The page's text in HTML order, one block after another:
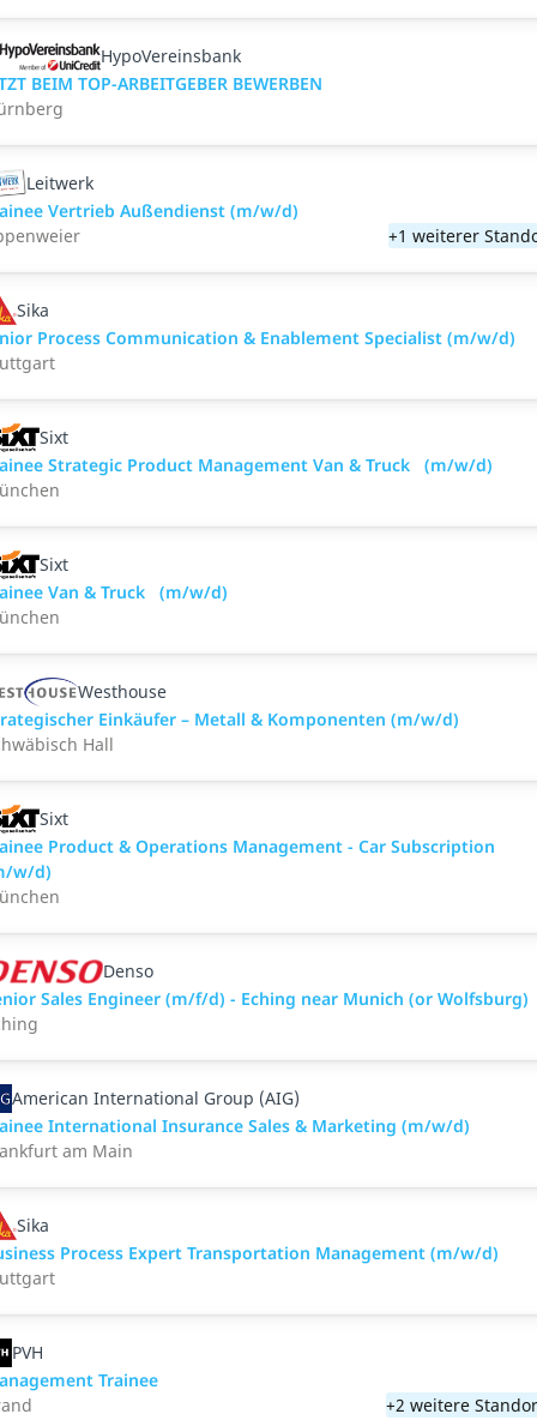
HypoVereinsbank
BEIM TOP-ARBEITGEBER BEWERBEN
Leitwerk
Vertrieb Außendienst (m/w/d)
+1 weiterer
Sika
Process Communication & Enablement Specialist (m/w/d)
Sixt
Strategic Product Management Van & Truck (m/w/d)
Sixt
Van & Truck (m/w/d)
Westhouse
Einkäufer – Metall & Komponenten (m/w/d)
Hall
Sixt
Product & Operations Management - Car Subscription
w/d)
Denso
Sales Engineer (m/f/d) - Eching near Munich (or Wolfsburg)
American International Group (AIG)
International Insurance Sales & Marketing (m/w/d)
am Main
Sika
Process Expert Transportation Management (m/w/d)
PVH
Trainee
+2 weitere